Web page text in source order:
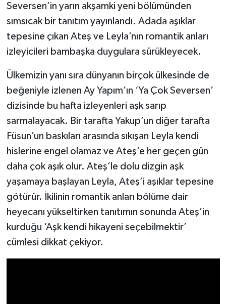
Seversen’in yarın akşamki yeni bölümünden
sımsıcak bir tanıtım yayınlandı. Adada aşıklar
tepesine çıkan Ateş ve Leyla’nın romantik anları
izleyicileri bambaşka duygulara sürükleyecek.
Ülkemizin yanı sıra dünyanın birçok ülkesinde de
beğeniyle izlenen Ay Yapım’ın ‘Ya Çok Seversen’
dizisinde bu hafta izleyenleri aşk sarıp
sarmalayacak. Bir tarafta Yakup’un diğer tarafta
Füsun’un baskıları arasında sıkışan Leyla kendi
hislerine engel olamaz ve Ateş’e her geçen gün
daha çok aşık olur. Ateş’le dolu dizgin aşk
yaşamaya başlayan Leyla, Ateş’i aşıklar tepesine
götürür. İkilinin romantik anları bölüme dair
heyecanı yükseltirken tanıtımın sonunda Ateş’in
kurduğu ‘Aşk kendi hikayeni seçebilmektir’
cümlesi dikkat çekiyor.